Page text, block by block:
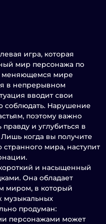
игра, которая
мир персонажа по
меняющемся мире
в непрерывном
вводит свои
соблюдать. Нарушение
поэтому важно
и углубиться в
когда вы получите
мира, наступит
и насыщенный
Она обладает
миром, в который
музыкальных
продуман:
персонажами может